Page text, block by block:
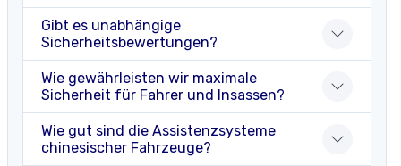
Gibt es unabhängige
Sicherheitsbewertungen?
Wie gewährleisten wir maximale
Sicherheit für Fahrer und Insassen?
Wie gut sind die Assistenzsysteme
chinesischer Fahrzeuge?